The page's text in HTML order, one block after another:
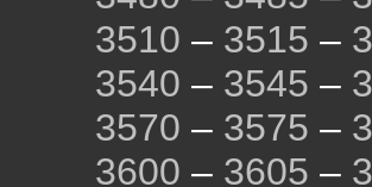
3510 – 3515 –
3540 – 3545 –
3570 – 3575 –
3600 – 3605 –